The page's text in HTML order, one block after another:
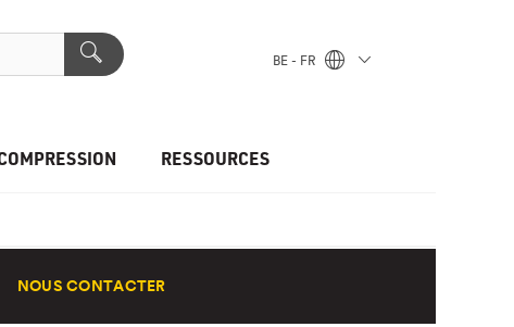
BE - FR
RESSOURCES
NOUS CONTACTER